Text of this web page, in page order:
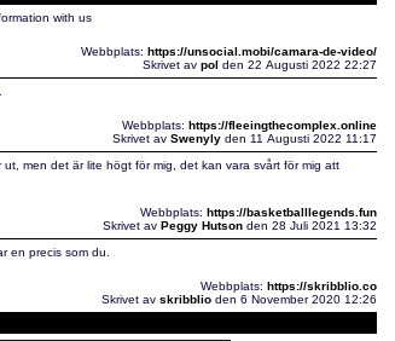
with us
Webbplats: https://unsocial.mobi/camara-de-video/
Skrivet av pol den 22 Augusti 2022 22:27
Webbplats: https://fleeingthecomplex.online
Skrivet av Swenylyden 11 Augusti 2022 11:17
ut, men det är lite högt för mig, det kan vara svårt för mig att
Webbplats: https://basketballlegends.fun
Skrivet av Peggy Hutsonden 28 Juli 2021 13:32
en precis som du.
Webbplats: https://skribblio.co
Skrivet av skribblioden 6 November 2020 12:26